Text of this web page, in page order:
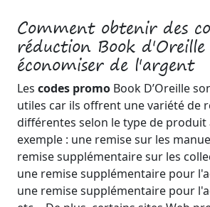
Comment obtenir des
réduction Book
économiser de l'argent
Les codes promo Book D’Oreille
utiles car ils offrent une variété de
différentes selon le type de produit
exemple : une remise sur les
remise supplémentaire sur les
une remise supplémentaire pour
une remise supplémentaire pour